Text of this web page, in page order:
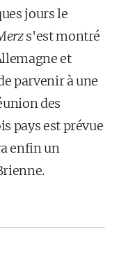
jours le
s'est montré
et
parvenir à une
des
pays est prévue
enfin un